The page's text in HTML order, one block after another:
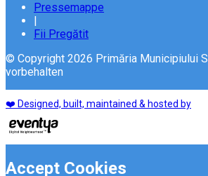
Pressemappe
Fii Pregătit
© Copyright 2026 Primăria Municipiului
vorbehalten
❤️ Designed, built, maintained & hosted by
Accept Cookies